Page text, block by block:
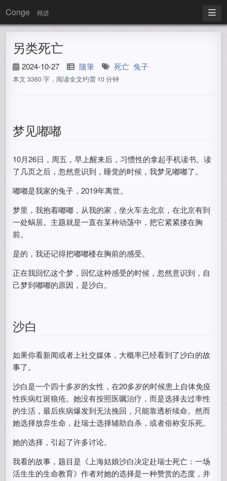
Conge 精进
另类死亡
2024-10-27 隨筆 死亡 兔子
本文 3360 字，阅读全文约需 10 分钟
梦见嘟嘟
10月26日，周五，早上醒来后，习惯性的拿起手机读书。读
了几页之后，忽然意识到，睡觉的时候，我梦见嘟嘟了。
嘟嘟是我家的兔子，2019年离世。
梦里，我抱着嘟嘟，从我的家，坐火车去北京，在北京有到
一处蜗居。主题就是一直在某种动荡中，把它紧紧搂在胸
前。
是的，我还记得把嘟嘟楼在胸前的感受。
正在我回忆这个梦，回忆这种感受的时候，忽然意识到，自
己梦到嘟嘟的原因，是沙白。
沙白
如果你看新闻或者上社交媒体，大概率已经看到了沙白的故
事了。
沙白是一个四十多岁的女性，在20多岁的时候患上自体免疫
性疾病红斑狼疮。她没有按照医嘱治疗，而是选择去过率性
的生活，最后疾病爆发到无法挽回，只能靠透析续命。然而
她选择放弃生命，赴瑞士选择辅助自杀，或者俗称安乐死。
她的选择，引起了许多讨论。
我看的故事，题目是《上海姑娘沙白决定赴瑞士死亡：一场
活生生的生命教育》作者对她的选择是一种赞赏的态度，并